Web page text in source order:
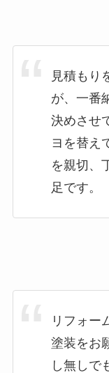
見積もり
が、一番
決めさせ
ヨを替え
を親切、
足です。
リフォー
塗装をお
し無しで